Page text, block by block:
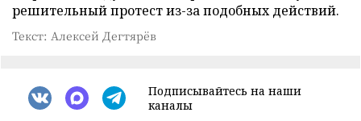
решительный протест из-за подобных действий.
Текст: Алексей Дегтярёв
Подписывайтесь на наши
каналы